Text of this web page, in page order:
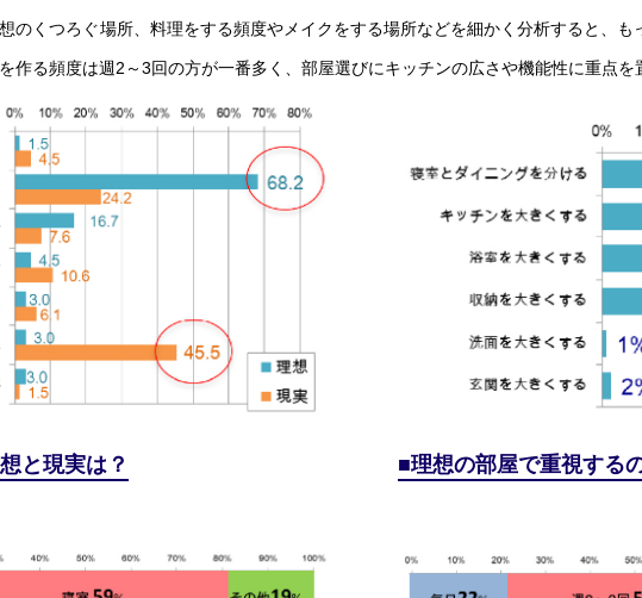
のくつろぐ場所、料理をする頻度やメイクをする場所などを細かく分析すると、
作る頻度は週2～3回の方が一番多く、部屋選びにキッチンの広さや機能性に重点
と現実は？ 理想の部屋で重視する